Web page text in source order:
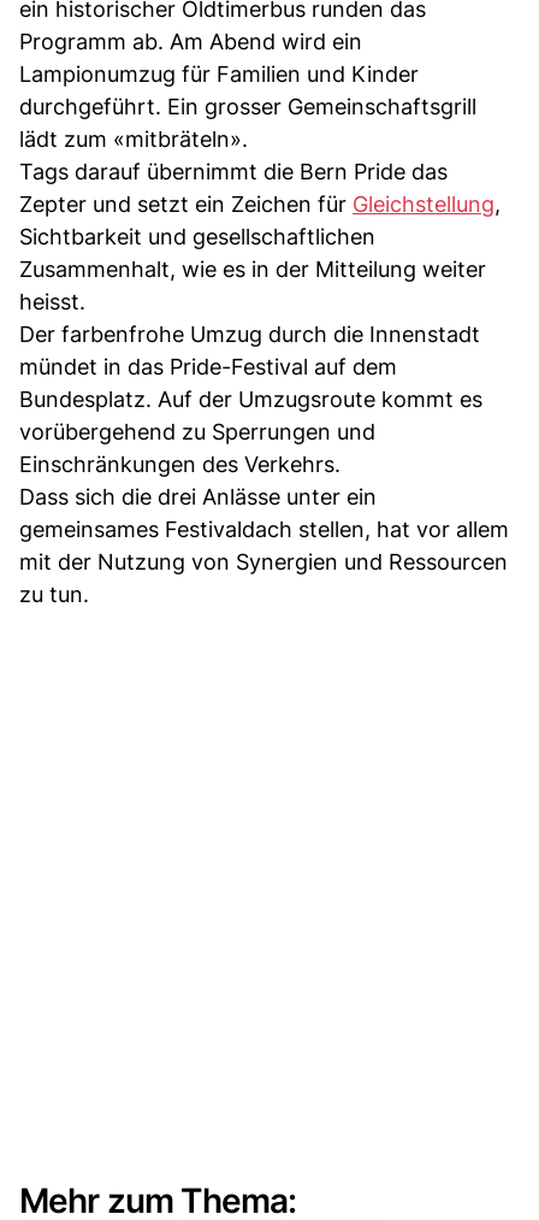
ein historischer Oldtimerbus runden das
Programm ab. Am Abend wird ein
Lampionumzug für Familien und Kinder
durchgeführt. Ein grosser Gemeinschaftsgrill
lädt zum «mitbräteln».
Tags darauf übernimmt die Bern Pride das
Zepter und setzt ein Zeichen für Gleichstellung,
Sichtbarkeit und gesellschaftlichen
Zusammenhalt, wie es in der Mitteilung weiter
heisst.
Der farbenfrohe Umzug durch die Innenstadt
mündet in das Pride-Festival auf dem
Bundesplatz. Auf der Umzugsroute kommt es
vorübergehend zu Sperrungen und
Einschränkungen des Verkehrs.
Dass sich die drei Anlässe unter ein
gemeinsames Festivaldach stellen, hat vor allem
mit der Nutzung von Synergien und Ressourcen
zu tun.
Mehr zum Thema: